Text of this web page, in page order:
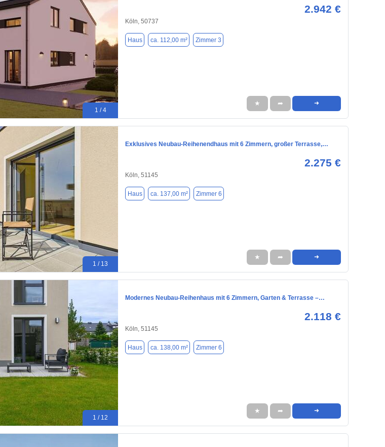
1 / 4
2.942 €
Köln, 50737
Haus ca. 112,00 m² Zimmer 3
★ ➦ ➜
1 / 13
Exklusives Neubau-Reihenendhaus mit 6 Zimmern, großer Terrasse,…
2.275 €
Köln, 51145
Haus ca. 137,00 m² Zimmer 6
★ ➦ ➜
1 / 12
Modernes Neubau-Reihenhaus mit 6 Zimmern, Garten & Terrasse –…
2.118 €
Köln, 51145
Haus ca. 138,00 m² Zimmer 6
★ ➦ ➜